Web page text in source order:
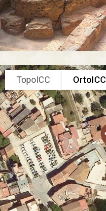
TopoICC OrtoICC